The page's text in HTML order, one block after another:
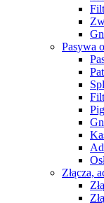
Pasywa
Złącza,